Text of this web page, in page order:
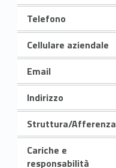
Telefono
Cellulare aziendale
Email
Indirizzo
Struttura/Afferenza
Cariche e
responsabilità